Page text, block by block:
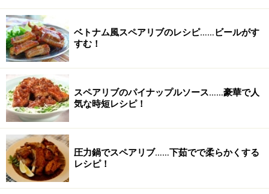
2
下ごしらえする
スペアリブは、大きくても長辺10cmぐらいの大きさに切
ベトナム風スペアリブのレシピ……ビールがす
すむ！
スペアリブのパイナップルソース……豪華で人
気な時短レシピ！
圧力鍋でスペアリブ……下茹でで柔らかくする
レシピ！